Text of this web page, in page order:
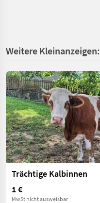
Weitere Kleinanzeigen:
Trächtige Kalbinnen
1 €
MwSt nicht ausweisbar